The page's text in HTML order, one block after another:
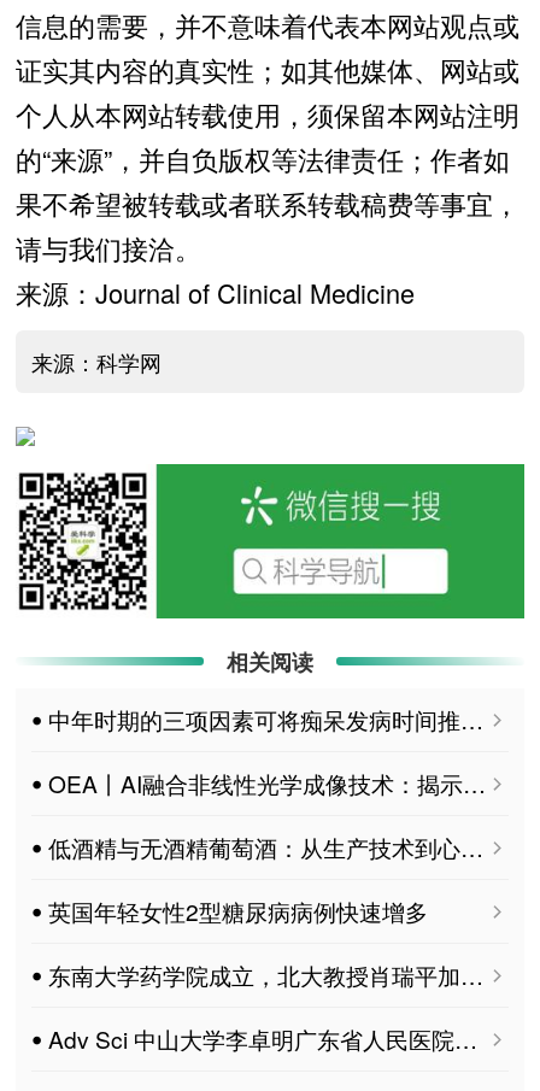
信息的需要，并不意味着代表本网站观点或
证实其内容的真实性；如其他媒体、网站或
个人从本网站转载使用，须保留本网站注明
的“来源”，并自负版权等法律责任；作者如
果不希望被转载或者联系转载稿费等事宜，
请与我们接洽。
来源：Journal of Clinical Medicine
来源：科学网
相关阅读
ꔷ 中年时期的三项因素可将痴呆发病时间推迟13年
ꔷ OEA丨AI融合非线性光学成像技术：揭示糖尿病“隐形骨损伤”的新线索
ꔷ 低酒精与无酒精葡萄酒：从生产技术到心血管健康及经济效应
ꔷ 英国年轻女性2型糖尿病病例快速增多
ꔷ 东南大学药学院成立，北大教授肖瑞平加盟担任院长
ꔷ Adv Sci 中山大学李卓明广东省人民医院钟诗龙、罗文威发现PKM2棕榈酰化修饰调控内皮炎症和心血管功能障碍新机制